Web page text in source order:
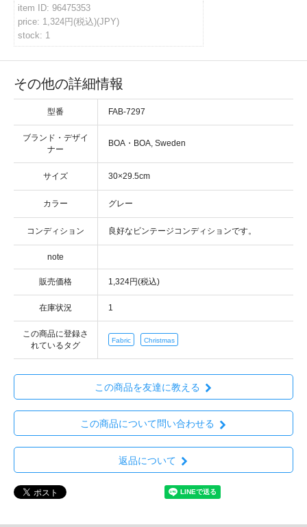
item ID: 96475353
price: 1,324円(税込)(JPY)
stock: 1
その他の詳細情報
型番 FAB-7297
ブランド・デザイ
ナー
・
サイズ
カラー
コンディション
note
販売価格 1,324円(税込)
在庫状況 1
この商品に登録さ
れているタグ
Fabric Christmas
この商品を友達に教える
この商品について問い合わせる
返品について
カウント